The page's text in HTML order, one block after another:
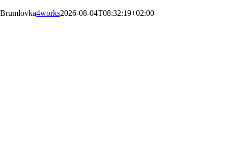
Brumlovka4works2026-08-04T08:32:19+02:00